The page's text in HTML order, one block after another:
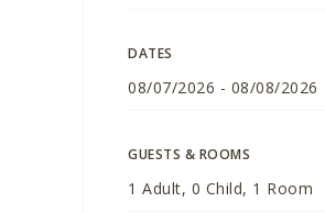
DATES
08/07/2026 - 08/08/2026
GUESTS & ROOMS
1 Adult, 0 Child, 1 Room